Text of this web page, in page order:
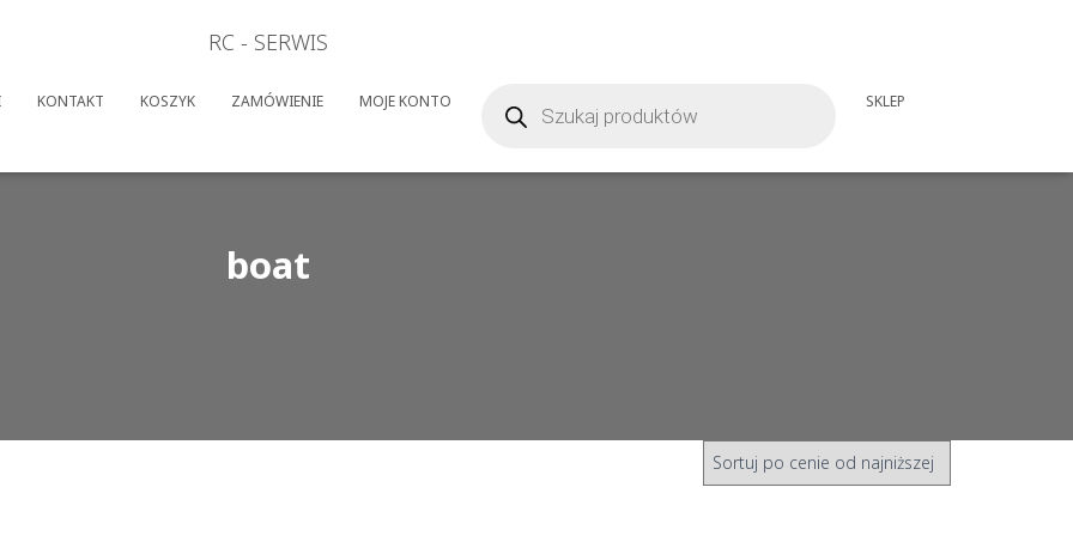
RC - SERWIS
KONTAKT KOSZYK ZAMÓWIENIE MOJE KONTO produktów SKLEP
boat